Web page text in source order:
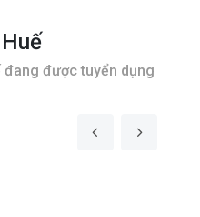
được tuyển dụng